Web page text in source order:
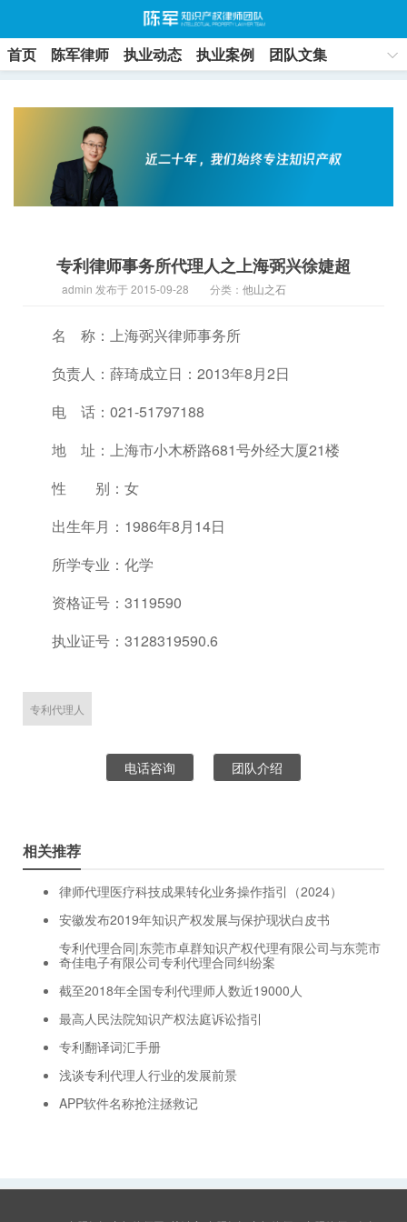
首页 陈军律师 执业动态 执业案例
团队文集
专利律师事务所代理人之上海弼兴徐婕超
admin 发布于 2015-09-28 分类： 他山之石
名 称：上海弼兴律师事务所
负责人：薛琦成立日：2013年8月2日
电 话：021-51797188
地 址：上海市小木桥路681号外经大厦21楼
性 别：女
出生年月：1986年8月14日
所学专业：化学
资格证号：3119590
执业证号：3128319590.6
专利代理人
电话咨询 团队介绍
相关推荐
律师代理医疗科技成果转化业务操作指引（2024）
安徽发布2019年知识产权发展与保护现状白皮书
专利代理合同|东莞市卓群知识产权代理有限公司与东莞市
奇佳电子有限公司专利代理合同纠纷案
截至2018年全国专利代理师人数近19000人
最高人民法院知识产权法庭诉讼指引
专利翻译词汇手册
浅谈专利代理人行业的发展前景
APP软件名称抢注拯救记